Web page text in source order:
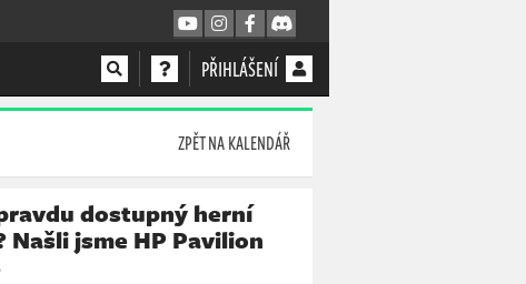
PŘIHLÁŠENÍ
ZPĚT NA KALENDÁŘ
dostupný herní
Našli jsme HP Pavilion